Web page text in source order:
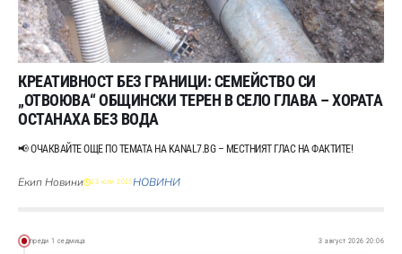
КРЕАТИВНОСТ БЕЗ ГРАНИЦИ: СЕМЕЙСТВО СИ
„ОТВОЮВА“ ОБЩИНСКИ ТЕРЕН В СЕЛО ГЛАВА – ХОРАТА
ОСТАНАХА БЕЗ ВОДА
📢 ОЧАКВАЙТЕ ОЩЕ ПО ТЕМАТА НА KANAL7.BG – МЕСТНИЯТ ГЛАС НА ФАКТИТЕ!
Екип Новини 23 юли 2025НОВИНИ
преди 1 седмица 3 август 2026 20:06